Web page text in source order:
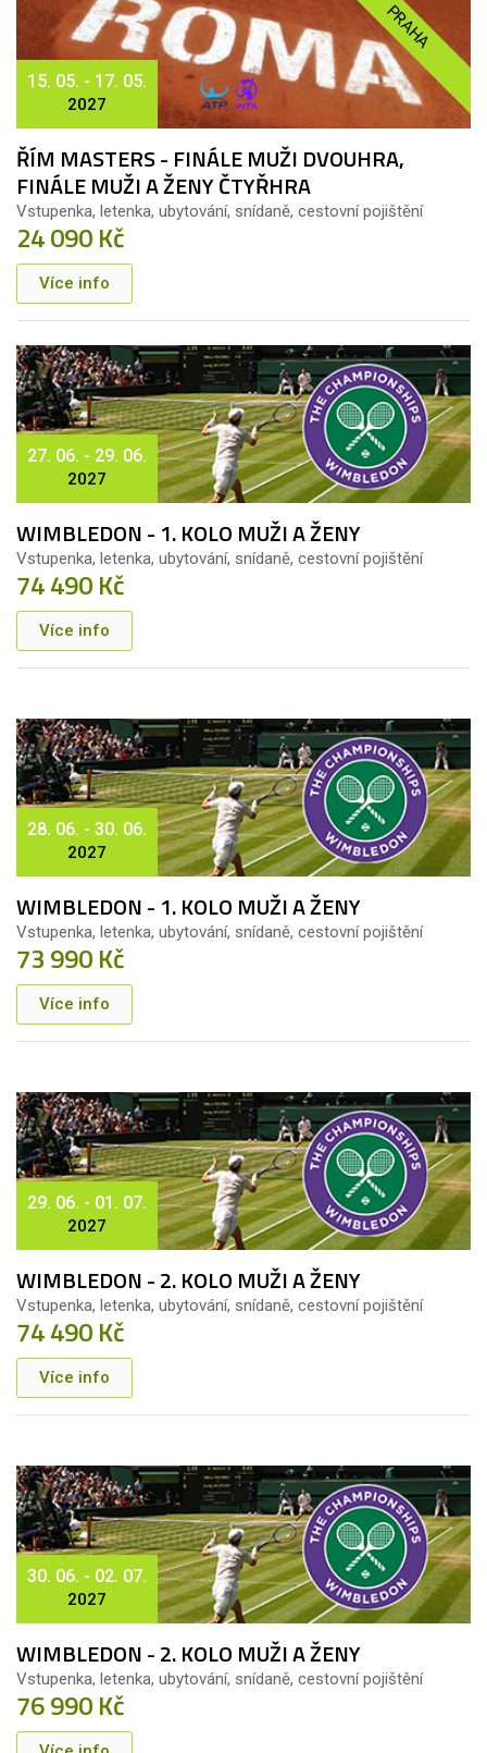
PRAHA
15. 05. - 17. 05.
2027
ŘÍM MASTERS - FINÁLE MUŽI DVOUHRA,
FINÁLE MUŽI A ŽENY ČTYŘHRA
Vstupenka, letenka, ubytování, snídaně, cestovní pojištění
24 090 Kč
Více info
27. 06. - 29. 06.
2027
WIMBLEDON - 1. KOLO MUŽI A ŽENY
Vstupenka, letenka, ubytování, snídaně, cestovní pojištění
74 490 Kč
Více info
28. 06. - 30. 06.
2027
WIMBLEDON - 1. KOLO MUŽI A ŽENY
Vstupenka, letenka, ubytování, snídaně, cestovní pojištění
73 990 Kč
Více info
29. 06. - 01. 07.
2027
WIMBLEDON - 2. KOLO MUŽI A ŽENY
Vstupenka, letenka, ubytování, snídaně, cestovní pojištění
74 490 Kč
Více info
30. 06. - 02. 07.
2027
WIMBLEDON - 2. KOLO MUŽI A ŽENY
Vstupenka, letenka, ubytování, snídaně, cestovní pojištění
76 990 Kč